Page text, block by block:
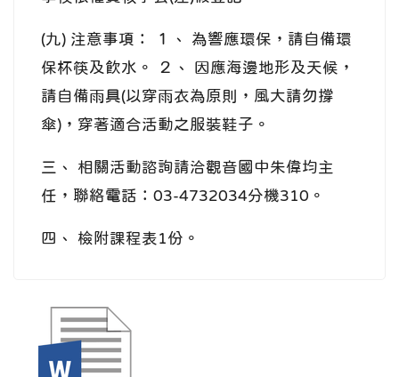
(九) 注意事項： １、 為響應環保，請自備環
保杯筷及飲水。 ２、 因應海邊地形及天候，
請自備雨具(以穿雨衣為原則，風大請勿撐
傘)，穿著適合活動之服裝鞋子。
三、 相關活動諮詢請洽觀音國中朱偉均主
任，聯絡電話：03-4732034分機310。
四、 檢附課程表1份。